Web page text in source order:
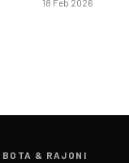
BOTA & RAJONI